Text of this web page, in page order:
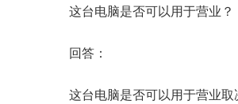
这台电脑是否可以用于营业？
回答：
这台电脑是否可以用于营业取